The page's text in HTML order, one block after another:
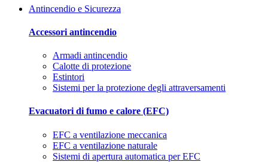
Antincendio e Sicurezza
Accessori antincendio
Armadi antincendio
Calotte di protezione
Estintori
Sistemi per la protezione degli attraversamenti
Evacuatori di fumo e calore (EFC)
EFC a ventilazione meccanica
EFC a ventilazione naturale
Sistemi di apertura automatica per EFC